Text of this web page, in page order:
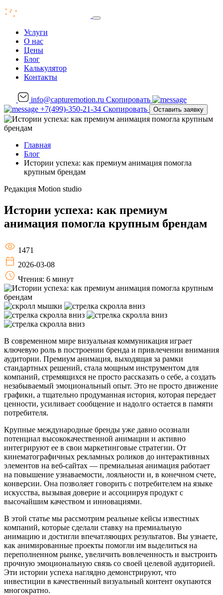
Услуги
О нас
Цены
Блог
Калькулятор
Контакты
info@capturemotion.ru Скопировать
+7(499)-350-21-34 Скопировать Оставить заявку
Главная
Блог
Истории успеха: как премиум анимация помогла
крупным брендам
Редакция Motion studio
Истории успеха: как премиум
анимация помогла крупным брендам
1471
2026-03-08
Чтения: 6 минут
В современном мире визуальная коммуникация играет
ключевую роль в построении бренда и привлечении внимания
аудитории. Премиум анимация, выходящая за рамки
стандартных решений, стала мощным инструментом для
компаний, стремящихся не просто рассказать о себе, а создать
незабываемый эмоциональный опыт. Это не просто движение
графики, а тщательно продуманная история, которая передает
ценности, усиливает сообщение и надолго остается в памяти
потребителя.
Крупные международные бренды уже давно осознали
потенциал высококачественной анимации и активно
интегрируют ее в свои маркетинговые стратегии. От
кинематографичных рекламных роликов до интерактивных
элементов на веб-сайтах — премиальная анимация работает
на повышение узнаваемости, лояльности и, в конечном счете,
конверсии. Она позволяет говорить с потребителем на языке
искусства, вызывая доверие и ассоциируя продукт с
высочайшим качеством и инновациями.
В этой статье мы рассмотрим реальные кейсы известных
компаний, которые сделали ставку на премиальную
анимацию и достигли впечатляющих результатов. Вы узнаете,
как анимированные проекты помогли им выделиться на
переполненном рынке, увеличить вовлеченность и выстроить
прочную эмоциональную связь со своей целевой аудиторией.
Эти истории успеха наглядно демонстрируют, что
инвестиции в качественный визуальный контент окупаются
многократно.